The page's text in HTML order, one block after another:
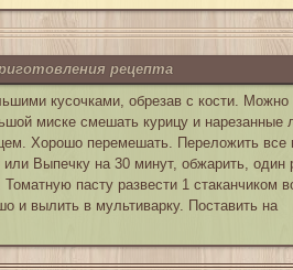
рецепта
кусочками, обрезав с кости. Можно
миске смешать курицу и нарезанные
Хорошо перемешать. Переложить все
Выпечку на 30 минут, обжарить, один
пасту развести 1 стаканчиком
и вылить в мультиварку. Поставить на